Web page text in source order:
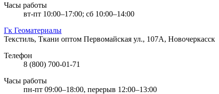
Часы работы
вт-пт 10:00–17:00; сб 10:00–14:00
Гк Геоматериалы
Текстиль, Ткани оптом Первомайская ул., 107А, Новочеркасск
Телефон
8 (800) 700-01-71
Часы работы
пн-пт 09:00–18:00, перерыв 12:00–13:00